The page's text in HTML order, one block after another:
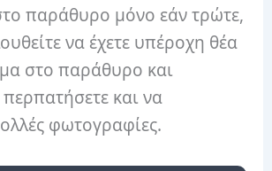
παράθυρο μόνο εάν τρώτε,
να έχετε υπέροχη θέα
στο παράθυρο και
και να
φωτογραφίες.